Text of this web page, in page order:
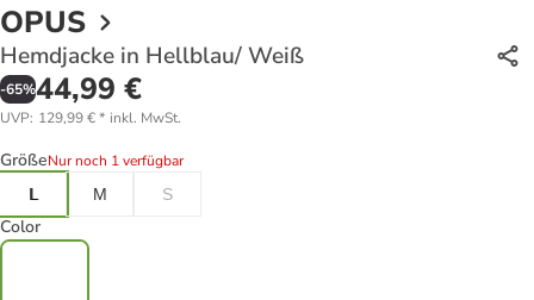
OPUS
Hemdjacke in Hellblau/ Weiß
-65%44,99 €
UVP: 129,99 €* inkl. MwSt.
GrößeNur noch 1 verfügbar
L
M S
Color